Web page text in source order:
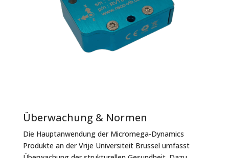
Überwachung & Normen
Die Hauptanwendung der Micromega-Dynamics
Produkte an der Vrije Universiteit Brussel umfasst